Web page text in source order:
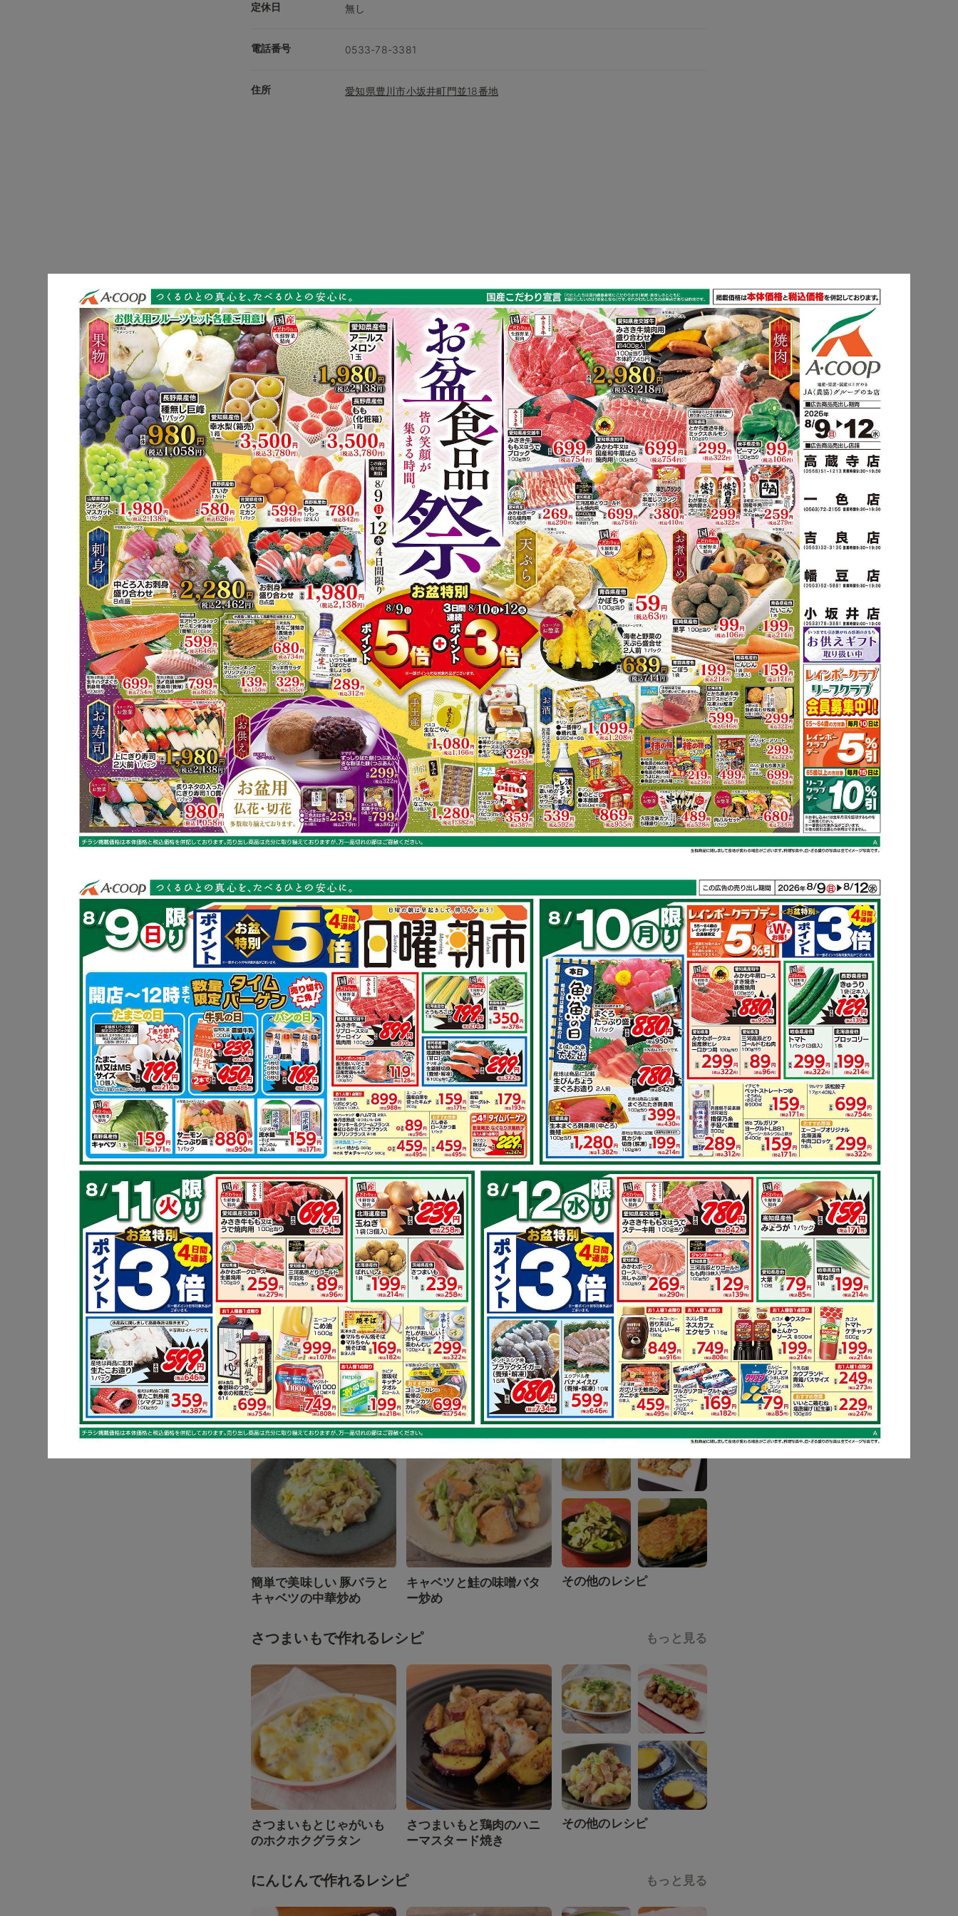
定休日 無し
電話番号 0533-78-3381
住所 愛知県豊川市小坂井町門並18番地
公式サイト https://www.acoop-kinki.co.jp/shop/details-kozakai.html
駐車場 有り（80台）
ポイントカード 有り
チラシ掲載商品からレシピを探す
牛もも肉 鶏もも肉 キャベツ
さつまいも にんじん 鮭
※明細されている内容は店舗の実売状況と異なる場合がございます。
牛もも肉で作れるレシピ もっと見る
時短！レンジで作るロー
ストビーフ
おもてなしにも 牛もも肉
の和風オーブン焼き
その他のレシピ
鶏もも肉で作れるレシピ もっと見る
わさび醤油がクセにな
る！鶏もも肉の和風ソテ
ー
鶏もも肉と長ねぎの胡麻
マヨ炒め
その他のレシピ
キャベツで作れるレシピ もっと見る
簡単で美味しい 豚バラと
キャベツの中華炒め
キャベツと鮭の味噌バタ
ー炒め
その他のレシピ
さつまいもで作れるレシピ もっと見る
さつまいもとじゃがいも
のホクホクグラタン
さつまいもと鶏肉のハニ
ーマスタード焼き
その他のレシピ
にんじんで作れるレシピ もっと見る